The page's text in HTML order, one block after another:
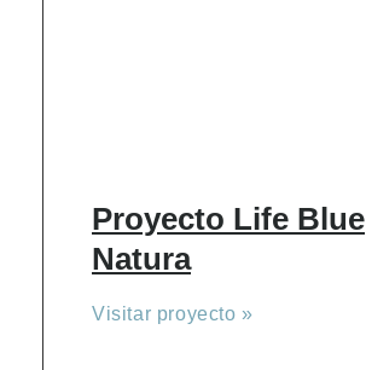
Proyecto Life Blue
Natura
Visitar proyecto »